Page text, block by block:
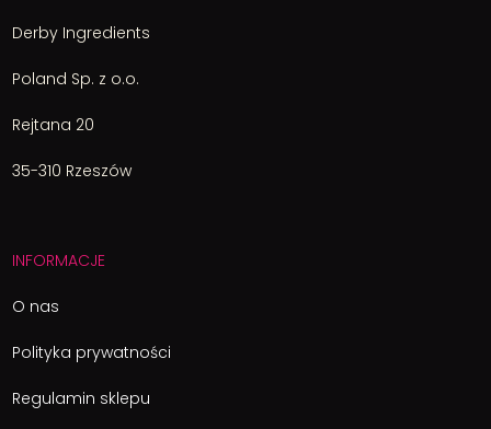
Derby Ingredients
Poland Sp. z o.o.
Rejtana 20
35-310 Rzeszów
INFORMACJE
O nas
Polityka prywatności
Regulamin sklepu